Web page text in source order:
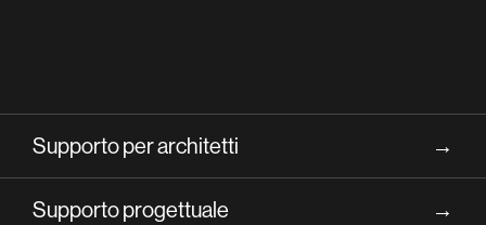
Supporto per architetti →
Supporto progettuale →